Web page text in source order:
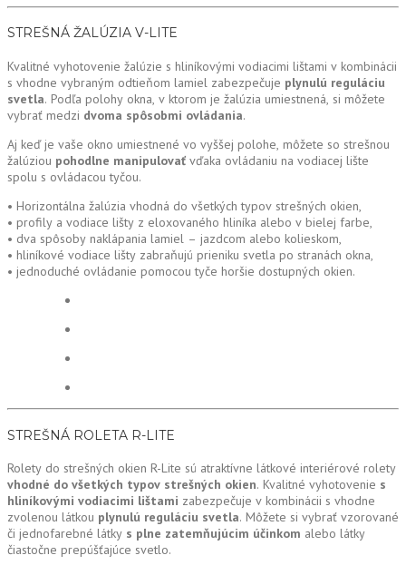
STREŠNÁ ŽALÚZIA V-LITE
Kvalitné vyhotovenie žalúzie s hliníkovými vodiacimi lištami v kombinácii
s vhodne vybraným odtieňom lamiel zabezpečuje plynulú reguláciu
svetla. Podľa polohy okna, v ktorom je žalúzia umiestnená, si môžete
vybrať medzi dvoma spôsobmi ovládania.
Aj keď je vaše okno umiestnené vo vyššej polohe, môžete so strešnou
žalúziou pohodlne manipulovať vďaka ovládaniu na vodiacej lište
spolu s ovládacou tyčou.
• Horizontálna žalúzia vhodná do všetkých typov strešných okien,
• profily a vodiace lišty z eloxovaného hliníka alebo v bielej farbe,
• dva spôsoby naklápania lamiel – jazdcom alebo kolieskom,
• hliníkové vodiace lišty zabraňujú prieniku svetla po stranách okna,
• jednoduché ovládanie pomocou tyče horšie dostupných okien.
STREŠNÁ ROLETA R-LITE
Rolety do strešných okien R-Lite sú atraktívne látkové interiérové rolety
vhodné do všetkých typov strešných okien. Kvalitné vyhotovenie s
hliníkovými vodiacimi lištami zabezpečuje v kombinácii s vhodne
zvolenou látkou plynulú reguláciu svetla. Môžete si vybrať vzorované
či jednofarebné látky s plne zatemňujúcim účinkom alebo látky
čiastočne prepúšťajúce svetlo.